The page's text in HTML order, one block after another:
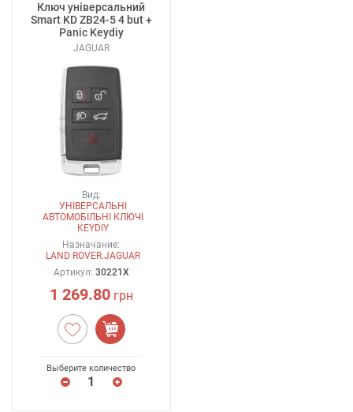
Ключ універсальний
Smart KD ZB24-5 4 but +
Panic Keydiy
JAGUAR
Вид:
УНІВЕРСАЛЬНІ
АВТОМОБІЛЬНІ КЛЮЧІ
KEYDIY
Назначание:
LAND ROVER.JAGUAR
Артикул: 30221X
1 269.80грн
Выберите количество